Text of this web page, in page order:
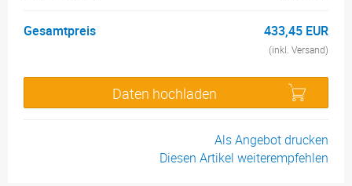
Gesamtpreis 433,45 EUR
(inkl. Versand)
Daten hochladen
Als Angebot drucken
Diesen Artikel weiterempfehlen